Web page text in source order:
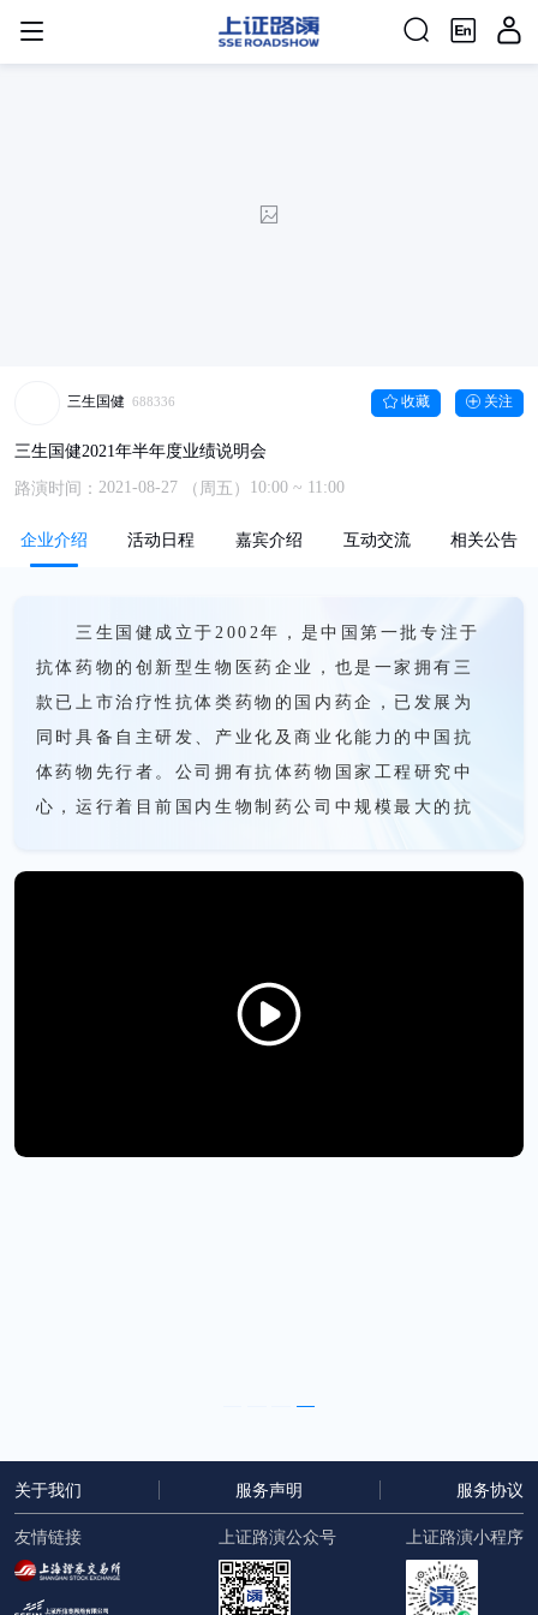
三生国健2021年半年度业绩说明会
路演时间： 2021-08-27 （周五） 10:00 ~ 11:00
三生国健 688336 收藏 关注
企业介绍 活动日程 嘉宾介绍 互动交流 相关公告
三生国健成立于2002年，是中国第一批专注于
抗体药物的创新型生物医药企业，也是一家拥有三
款已上市治疗性抗体类药物的国内药企，已发展为
同时具备自主研发、产业化及商业化能力的中国抗
体药物先行者。公司拥有抗体药物国家工程研究中
心，运行着目前国内生物制药公司中规模最大的抗
38,000升。公司以创新型治疗性抗体药物为主要研
国健秉承“珍爱生命、关注生存、创造生活”的理
念，致力于成为一家惠及中国、面向全球的创新型
治疗性抗体药物公司，践行“让创新抗体药触手可
关于我们 服务声明 服务协议
友情链接 上证路演公众号 上证路演小程序